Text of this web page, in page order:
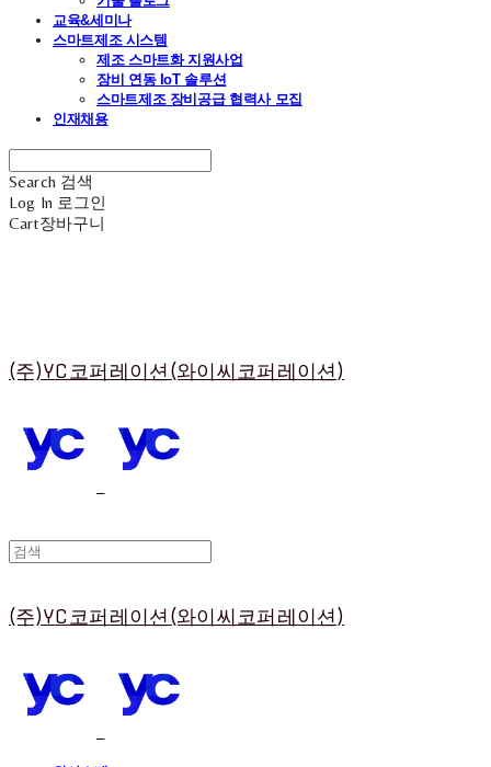
교육&세미나
스마트제조 시스템
제조 스마트화 지원사업
장비 연동 IoT 솔루션
스마트제조 장비공급 협력사 모집
인재채용
Search 검색
Log In 로그인
Cart장바구니
(주)YC코퍼레이션(와이씨코퍼레이션)
(주)YC코퍼레이션(와이씨코퍼레이션)